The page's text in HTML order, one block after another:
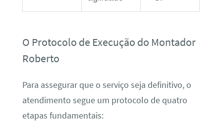
O Protocolo de Execução do Montador
Roberto
Para assegurar que o serviço seja definitivo, o
atendimento segue um protocolo de quatro
etapas fundamentais: